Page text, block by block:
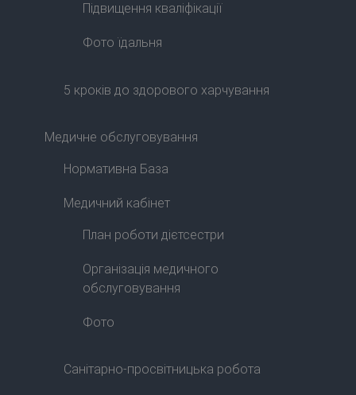
Підвищення кваліфікації
Фото їдальня
5 кроків до здорового харчування
Медичне обслуговування
Нормативна База
Медичний кабінет
План роботи дієтсестри
Організація медичного
обслуговування
Фото
Санітарно-просвітницька робота